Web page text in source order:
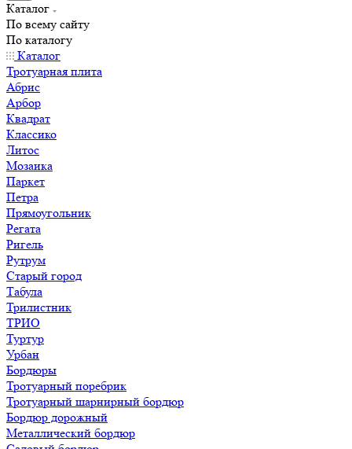
Каталог
По всему сайту
По каталогу
Каталог
Тротуарная плита
Абрис
Арбор
Квадрат
Классико
Литос
Мозаика
Паркет
Петра
Прямоугольник
Регата
Ригель
Рутрум
Старый город
Табула
Трилистник
ТРИО
Туртур
Урбан
Бордюры
Тротуарный поребрик
Тротуарный шарнирный бордюр
Бордюр дорожный
Металлический бордюр